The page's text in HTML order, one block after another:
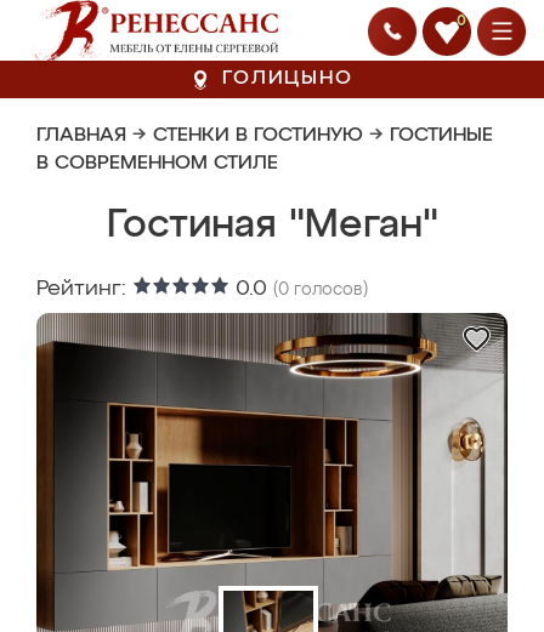
0
ГОЛИЦЫНО
ГЛАВНАЯ → СТЕНКИ В ГОСТИНУЮ → ГОСТИНЫЕ
В СОВРЕМЕННОМ СТИЛЕ
Гостиная "Меган"
Рейтинг: 0.0 (0 голосов)